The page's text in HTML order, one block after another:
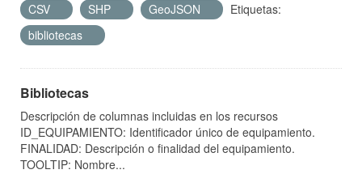
CSV
SHP GeoJSON
Etiquetas:
bibliotecas
Bibliotecas
Descripción de columnas incluidas en los recursos
ID_EQUIPAMIENTO: Identificador único de equipamiento.
FINALIDAD: Descripción o finalidad del equipamiento.
TOOLTIP: Nombre...